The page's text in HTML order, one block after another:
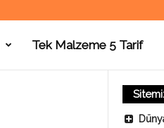
Tek Malzeme 5 Tarif